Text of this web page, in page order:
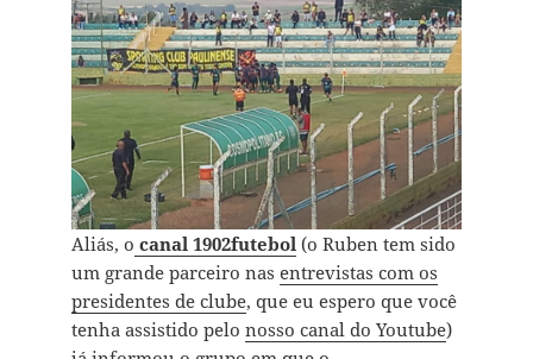
Aliás, o canal 1902futebol(o Ruben tem sido
um grande parceiro nas entrevistas com os
presidentes de clube, que eu espero que você
tenha assistido pelo nosso canal do Youtube)